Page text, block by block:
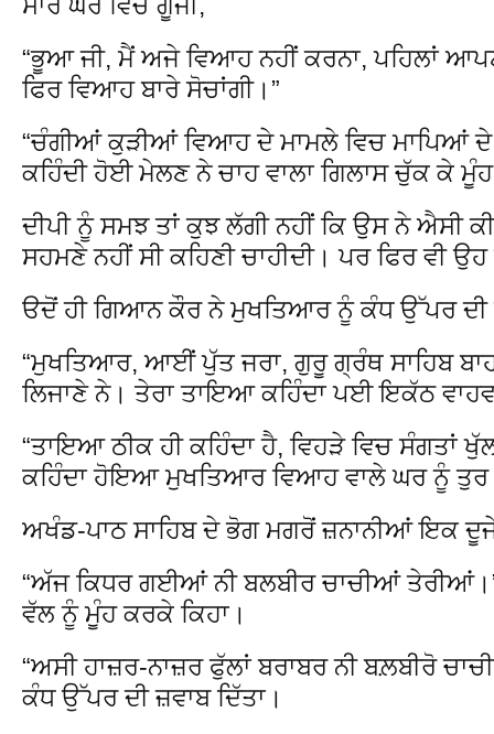
“ਭੂਆ ਜੀ, ਮੈਂ ਅਜੇ ਵਿਆਹ ਨਹੀਂ ਕਰਨਾ, ਪਹਿਲਾਂ
ਫਿਰ ਵਿਆਹ ਬਾਰੇ ਸੋਚਾਂਗੀ।”
“ਚੰਗੀਆਂ ਕੁੜੀਆਂ ਵਿਆਹ ਦੇ ਮਾਮਲੇ ਵਿਚ ਮਾਪਿਆਂ
ਕਹਿੰਦੀ ਹੋਈ ਮੇਲਣ ਨੇ ਚਾਹ ਵਾਲਾ ਗਿਲਾਸ ਚੁੱਕ ਕੇ
ਦੀਪੀ ਨੂੰ ਸਮਝ ਤਾਂ ਕੁਝ ਲੱਗੀ ਨਹੀਂ ਕਿ ਉਸ ਨੇ ਐਸੀ
ਸਹਮਣੇ ਨਹੀਂ ਸੀ ਕਹਿਣੀ ਚਾਹੀਦੀ। ਪਰ ਫਿਰ ਵੀ
ੳਦੋਂ ਹੀ ਗਿਆਨ ਕੌਰ ਨੇ ਮੁਖਤਿਆਰ ਨੂੰ ਕੰਧ ਉੱਪਰ ਦੀ
“ਮੁਖਤਿਆਰ, ਆਈਂ ਪੁੱਤ ਜਰਾ, ਗੁਰੂ ਗ੍ਰੰਥ ਸਾਹਿਬ
ਲਿਜਾਣੇ ਨੇ। ਤੇਰਾ ਤਾਇਆ ਕਹਿੰਦਾ ਪਈ ਇਕੱਠ
“ਤਾਇਆ ਠੀਕ ਹੀ ਕਹਿੰਦਾ ਹੈ, ਵਿਹੜੇ ਵਿਚ ਸੰਗਤਾਂ
ਕਹਿੰਦਾ ਹੋਇਆ ਮੁਖਤਿਆਰ ਵਿਆਹ ਵਾਲੇ ਘਰ ਨੂੰ
ਅਖੰਡ-ਪਾਠ ਸਾਹਿਬ ਦੇ ਭੋਗ ਮਗਰੋਂ ਜ਼ਨਾਨੀਆਂ ਇਕ
“ਅੱਜ ਕਿਧਰ ਗਈਆਂ ਨੀ ਬਲਬੀਰ ਚਾਚੀਆਂ
ਵੱਲ ਨੂੰ ਮੂੰਹ ਕਰਕੇ ਕਿਹਾ।
“ਅਸੀ ਹਾਜ਼ਰ-ਨਾਜ਼ਰ ਫੁੱਲਾਂ ਬਰਾਬਰ ਨੀ ਬਲ਼ਬੀਰੋ
ਕੰਧ ਉੱਪਰ ਦੀ ਜ਼ਵਾਬ ਦਿੱਤਾ।